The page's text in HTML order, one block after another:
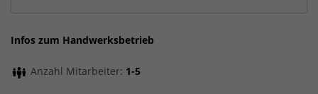
Infos zum Handwerksbetrieb
Anzahl Mitarbeiter: 1-5